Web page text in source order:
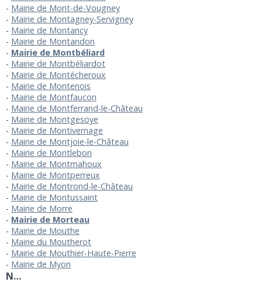
Mairie de Mont-de-Vougney
Mairie de Montagney-Servigney
Mairie de Montancy
Mairie de Montandon
Mairie de Montbéliard
Mairie de Montbéliardot
Mairie de Montécheroux
Mairie de Montenois
Mairie de Montfaucon
Mairie de Montferrand-le-Château
Mairie de Montgesoye
Mairie de Montivernage
Mairie de Montjoie-le-Château
Mairie de Montlebon
Mairie de Montmahoux
Mairie de Montperreux
Mairie de Montrond-le-Château
Mairie de Montussaint
Mairie de Morre
Mairie de Morteau
Mairie de Mouthe
Mairie du Moutherot
Mairie de Mouthier-Haute-Pierre
Mairie de Myon
N…